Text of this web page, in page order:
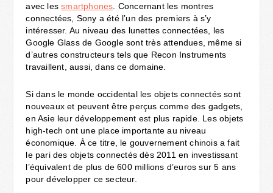
avec lessmartphones . Concernant les montres
connectées, Sony a été l’un des premiers à s’y
intéresser. Au niveau des lunettes connectées, les
Google Glass de Google sont très attendues, même si
d’autres constructeurs tels que Recon Instruments
travaillent, aussi, dans ce domaine.
Si dans le monde occidental les objets connectés sont
nouveaux et peuvent être perçus comme des gadgets,
en Asie leur développement est plus rapide. Les objets
high-tech ont une place importante au niveau
économique. À ce titre, le gouvernement chinois a fait
le pari des objets connectés dès 2011 en investissant
l’équivalent de plus de 600 millions d’euros sur 5 ans
pour développer ce secteur.